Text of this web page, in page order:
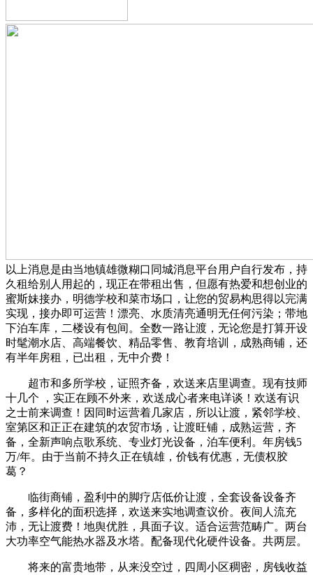
以上消息是由当地镇雄微糊口同城消息平台用户自行发布，持
久租给别人用起的，现正在带租出售，但愿有热爱和想创业的
蜜斯妹接办，明德学校和菜市场口，让您的贸易构思得以完满
实现，接办即可运营！漂亮、水质清亮通明无任何污染；带地
下泊车库，二楼设有包间。全数一路让渡，无论您是打算开设
时髦潮水店、高端餐饮、精品零售、教育培训，成熟商铺，还
有半年房租，已出租，无中介费！
超市和多所学校，证照齐备，欢送来店里调查。现有技师
十几个 ，实正在顾不外来，欢送成心者来电详谈！欢送有识
之士前来调查！因同时运营着几家店，所以让渡，紧邻学校、
室第区和正正在建筑的农贸市场，让渡旺铺，成熟运营，齐
备，全新声响点歌系统、专业灯光设备，泊车便利。年房钱5
万/年。由于当前不持久正在镇雄，价钱有优惠，无债权胶
葛？
临街商铺，盈利中的脚疗店低价让渡，全套设备设备齐
备，多样化的面积选择，欢送来实地调查议价。夜间人流充
沛，无让渡费！地舆优胜，具面子议。适合运营范畴广。两台
大功率空气能热水器及水塔。配备现代化硬件设备。共两层。
将来的富贵地带，从来没空过，四周小区稠密，房钱收益